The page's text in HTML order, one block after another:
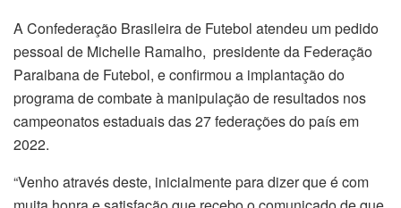
A Confederação Brasileira de Futebol atendeu um pedido
pessoal de Michelle Ramalho, presidente da Federação
Paraibana de Futebol, e confirmou a implantação do
programa de combate à manipulação de resultados nos
campeonatos estaduais das 27 federações do país em
2022.
“Venho através deste, inicialmente para dizer que é com